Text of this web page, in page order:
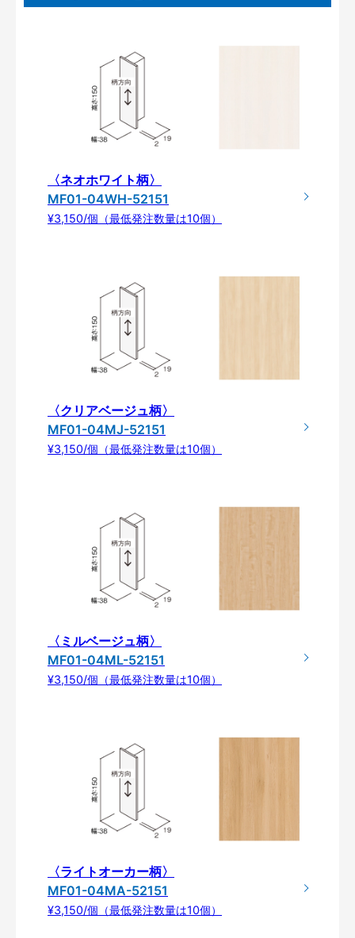
〈ネオホワイト柄〉
MF01-04WH-52151
¥3,150/個（最低発注数量は10個）
〈クリアベージュ柄〉
MF01-04MJ-52151
¥3,150/個（最低発注数量は10個）
〈ミルベージュ柄〉
MF01-04ML-52151
¥3,150/個（最低発注数量は10個）
〈ライトオーカー柄〉
MF01-04MA-52151
¥3,150/個（最低発注数量は10個）